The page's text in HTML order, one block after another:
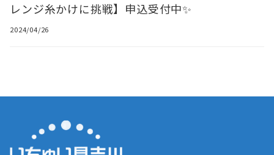
レンジ糸かけに挑戦】申込受付中✨
2024/04/26